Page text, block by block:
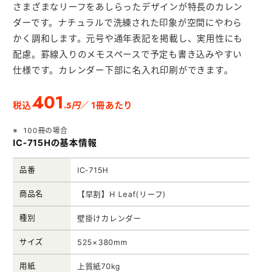
ボックスティッシュ本舗
メモ帳本舗
クリアファイル本舗
うちわ本舗
ノベルティグッズ本舗
さまざまなリーフをあしらったデザインが特長のカレン
ダーです。ナチュラルで洗練された印象が空間にやわら
かく調和します。元号や通年表記を掲載し、実用性にも
配慮。罫線入りのメモスペースで予定も書き込みやすい
仕様です。カレンダー下部に名入れ印刷ができます。
税込401.5円／ 1冊あたり
100冊の場合
IC-715Hの基本情報
品番 IC-715H
商品名 【早割】H Leaf(リーフ)
種別 壁掛けカレンダー
サイズ 525×380mm
用紙 上質紙70kg